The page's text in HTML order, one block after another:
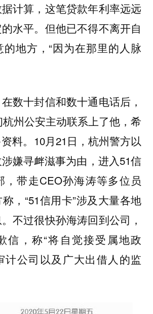
计算，这笔贷款年利率远远
水平。但他已不得不离开自
地方，“因为在那里的人脉
数十封信和数十通电话后，
杭州公安主动联系上了他，希
料。10月21日，杭州警方以
嫌寻衅滋事为由，进入51信
，带走CEO孙海涛等多位员
，“51信用卡”涉及大量各地
不过很快孙海涛回到公司，
信，称“将自觉接受属地政
计公司以及广大出借人的监